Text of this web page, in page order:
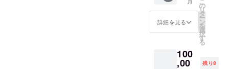
あり（2
時間）
※リター
月まで
ご対応
ませ。
材料費
はこち
※複数人
参加に
宝船温
泉に、
エミュ
リボン
キャス
泊二日
の旅！
詳細を見る
の
リ
タ
ー
ン
を
選
択
す
る
100
,00 残り8